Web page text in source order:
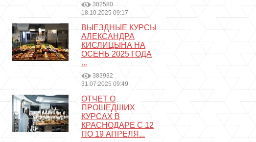
302580
18.10.2025 09:17
ВЫЕЗДНЫЕ КУРСЫ
АЛЕКСАНДРА
КИСЛИЦЫНА НА
ОСЕНЬ 2025 ГОДА
...
383932
31.07.2025 09:49
ОТЧЕТ О
ПРОШЕДШИХ
КУРСАХ В
КРАСНОДАРЕ С 12
ПО 19 АПРЕЛЯ...